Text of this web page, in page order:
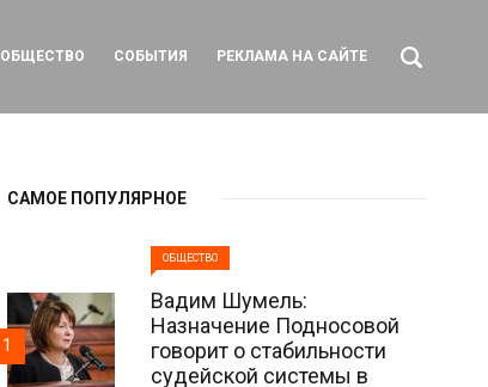
ОБЩЕСТВО СОБЫТИЯ РЕКЛАМА НА САЙТЕ
САМОЕ ПОПУЛЯРНОЕ
ОБЩЕСТВО
Вадим Шумель:
Назначение Подносовой
говорит о стабильности
судейской системы в
1